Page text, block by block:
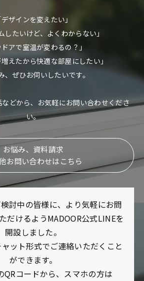
デザインを変えたい」
したいけど、よくわからない」
ドアで室温が変わるの？」
増えたから快適な部屋にしたい」
、ぜひお伺いしたいです。
どから、お気軽にお問い合わせくださ
い。
お悩み、資料請求
お問い合わせはこちら
討中の皆様に、より気軽にお問
だけるようMADOOR公式LINEを
開設しました。
ット形式でご連絡いただくこと
ができます。
QRコードから、スマホの方は